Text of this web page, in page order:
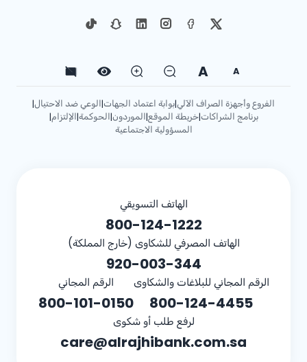
A
A
الفروع وأجهزة الصراف الآلي|بوابة اعتماد الجهات|الوعي ضد الاحتيال|
برنامج الشراكات|خريطة الموقع|الموردون|الحوكمة|الإلتزام|
المسؤولية الاجتماعية
الهاتف التسويقي
800-124-1222
الهاتف المصرفي للشكاوى (خارج المملكة)
920-003-344
الرقم المجاني للبلاغات والشكاوى
800-124-4455
الرقم المجاني
800-101-0150
لرفع طلب أو شكوى
care@alrajhibank.com.sa